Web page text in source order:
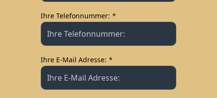
Ihre Telefonnummer: *
Ihre E-Mail Adresse: *